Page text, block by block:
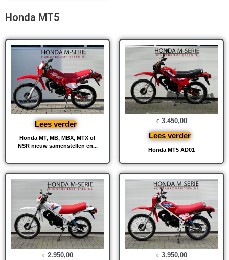
Honda MT5
Honda MT, MB, MBX, MTX of
NSR nieuw samenstellen en...
Lees verder
Honda MT5 AD01
€ 3.450,00
Lees verder
€ 2.950,00 € 3.950,00